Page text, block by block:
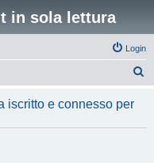
in sola lettura
Login
c
iscritto e connesso per